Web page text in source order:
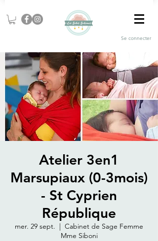
Se connecter
Atelier 3en1
Marsupiaux (0-3mois)
- St Cyprien
République
mer. 29 sept.
  |
Cabinet de Sage Femme
Mme Siboni